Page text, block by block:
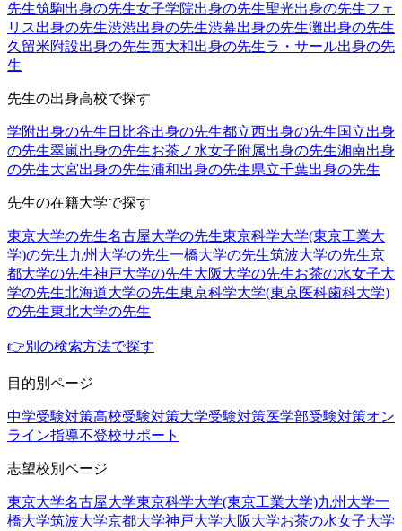
先生筑駒出身の先生女子学院出身の先生聖光出身の先生フェ
リス出身の先生渋渋出身の先生渋幕出身の先生灘出身の先生
久留米附設出身の先生西大和出身の先生ラ・サール出身の先
生
先生の出身高校で探す
学附出身の先生 日比谷出身の先生都立西出身の先生国立出身
の先生翠嵐出身の先生お茶ノ水女子附属出身の先生湘南出身
の先生大宮出身の先生浦和出身の先生県立千葉出身の先生
先生の在籍大学で探す
東京大学の先生名古屋大学の先生東京科学大学(東京工業大
学)の先生九州大学の先生一橋大学の先生筑波大学の先生京
都大学の先生神戸大学の先生大阪大学の先生お茶の水女子大
学の先生北海道大学の先生東京科学大学(東京医科歯科大学)
の先生東北大学の先生
👉別の検索方法で探す
目的別ページ
中学受験対策高校受験対策大学受験対策医学部受験対策オン
ライン指導不登校サポート
志望校別ページ
東京大学名古屋大学東京科学大学(東京工業大学)九州大学一
橋大学筑波大学京都大学神戸大学大阪大学お茶の水女子大学